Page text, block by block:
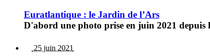
Euratlantique : le Jardin de l’Ars
D'abord une photo prise en juin 2021
25 juin 2021